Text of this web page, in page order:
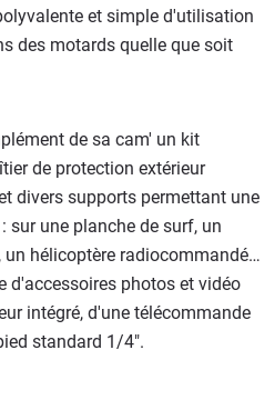
et simple d'utilisation
des motards quelle que soit
de sa cam' un kit
de protection extérieur
divers supports permettant une
une planche de surf, un
, un hélicoptère radiocommandé…
d'accessoires photos et vidéo
intégré, d'une télécommande
standard 1/4".